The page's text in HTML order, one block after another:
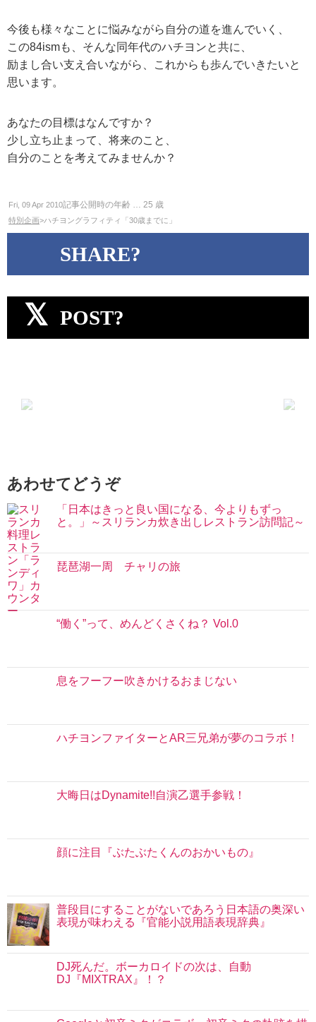
今後も様々なことに悩みながら自分の道を進んでいく、
この84ismも、そんな同年代のハチヨンと共に、
励まし合い支え合いながら、これからも歩んでいきたいと
思います。
あなたの目標はなんですか？
少し立ち止まって、将来のこと、
自分のことを考えてみませんか？
Fri, 09 Apr 2010記事公開時の年齢 … 25 歳
特別企画>ハチヨングラフィティ「30歳までに」
SHARE?
POST?
あわせてどうぞ
「日本はきっと良い国になる、今よりもずっ
と。」～スリランカ炊き出しレストラン訪問記～
琵琶湖一周 チャリの旅
“働く”って、めんどくさくね？ Vol.0
息をフーフー吹きかけるおまじない
ハチヨンファイターとAR三兄弟が夢のコラボ！
大晦日はDynamite!!自演乙選手参戦！
顔に注目『ぶたぶたくんのおかいもの』
普段目にすることがないであろう日本語の奥深い
表現が味わえる『官能小説用語表現辞典』
DJ死んだ。ボーカロイドの次は、自動
DJ『MIXTRAX』！？